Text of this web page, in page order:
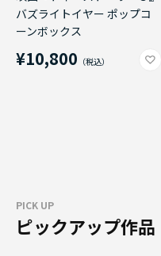
バズライトイヤー ポップコ
ーンボックス
¥10,800
PICK UP
ピックアップ作品